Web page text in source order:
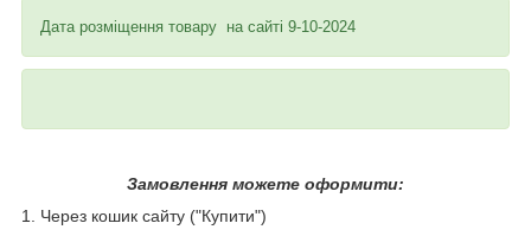
Дата розміщення товару на сайті 9-10-2024
Замовлення можете оформити:
1. Через кошик сайту ("Купити")